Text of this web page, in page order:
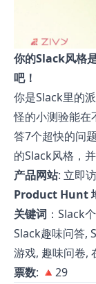
你的Slack风格
吧！
你是Slack里的
怪的小测验能在
答7个超快的问
的Slack风格，
产品网站: 立即
Product Hunt
关键词 ：Slack
Slack趣味问答,
游戏, 趣味问卷,
票数: 🔺29